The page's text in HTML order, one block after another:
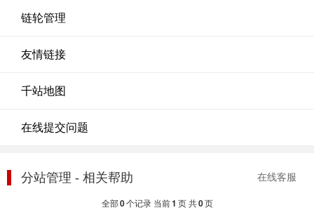
链轮管理
友情链接
千站地图
在线提交问题
分站管理 - 相关帮助 在线客服
全部0个记录 当前1 页 共0页